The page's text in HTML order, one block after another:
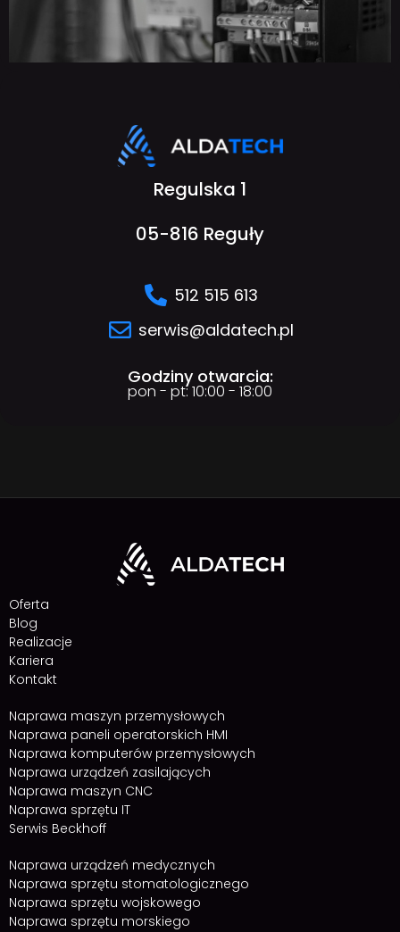
Regulska 1
05-816 Reguły
512 515 613
serwis@aldatech.pl
Godziny otwarcia:
pon - pt: 10:00 - 18:00
Oferta
Blog
Realizacje
Kariera
Kontakt
Naprawa maszyn przemysłowych
Naprawa paneli operatorskich HMI
Naprawa komputerów przemysłowych
Naprawa urządzeń zasilających
Naprawa maszyn CNC
Naprawa sprzętu IT
Serwis Beckhoff
Naprawa urządzeń medycznych
Naprawa sprzętu stomatologicznego
Naprawa sprzętu wojskowego
Naprawa sprzętu morskiego